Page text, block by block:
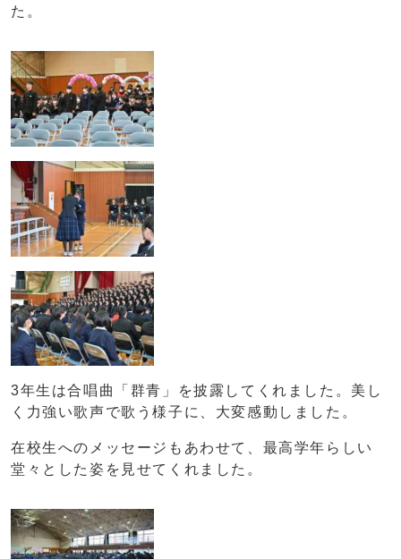
た。
3年生は合唱曲「群青」を披露してくれました。美し
く力強い歌声で歌う様子に、大変感動しました。
在校生へのメッセージもあわせて、最高学年らしい
堂々とした姿を見せてくれました。